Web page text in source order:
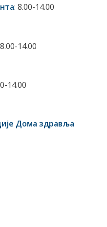
: 8.00-14.00
14.00
14.00
Дома здравља